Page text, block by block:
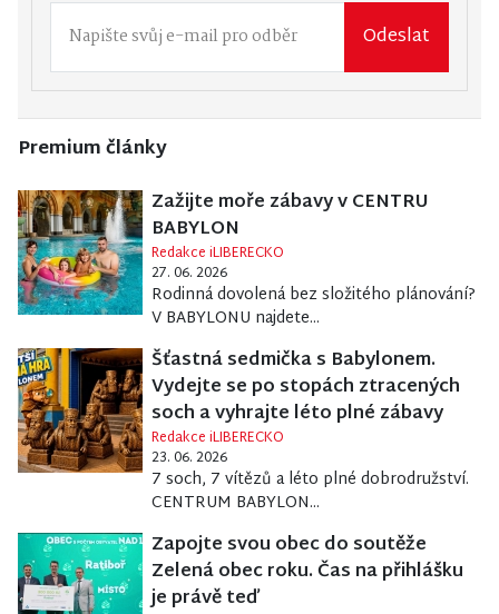
Odeslat
Premium články
Zažijte moře zábavy v CENTRU
BABYLON
Redakce iLIBERECKO
27. 06. 2026
Rodinná dovolená bez složitého plánování?
V BABYLONU najdete...
Šťastná sedmička s Babylonem.
Vydejte se po stopách ztracených
soch a vyhrajte léto plné zábavy
Redakce iLIBERECKO
23. 06. 2026
7 soch, 7 vítězů a léto plné dobrodružství.
CENTRUM BABYLON...
Zapojte svou obec do soutěže
Zelená obec roku. Čas na přihlášku
je právě teď